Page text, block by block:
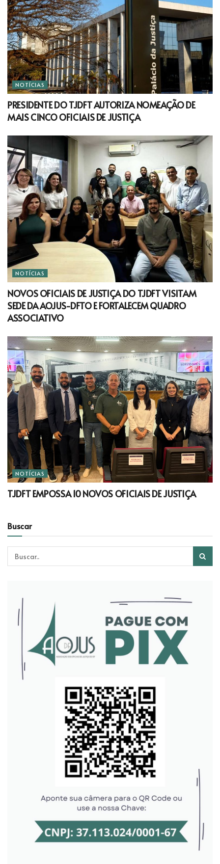
NOTÍCIAS
PRESIDENTE DO TJDFT AUTORIZA NOMEAÇÃO DE
MAIS CINCO OFICIAIS DE JUSTIÇA
NOTÍCIAS
NOVOS OFICIAIS DE JUSTIÇA DO TJDFT VISITAM
SEDE DA AOJUS-DFTO E FORTALECEM QUADRO
ASSOCIATIVO
NOTÍCIAS
TJDFT EMPOSSA 10 NOVOS OFICIAIS DE JUSTIÇA
Buscar